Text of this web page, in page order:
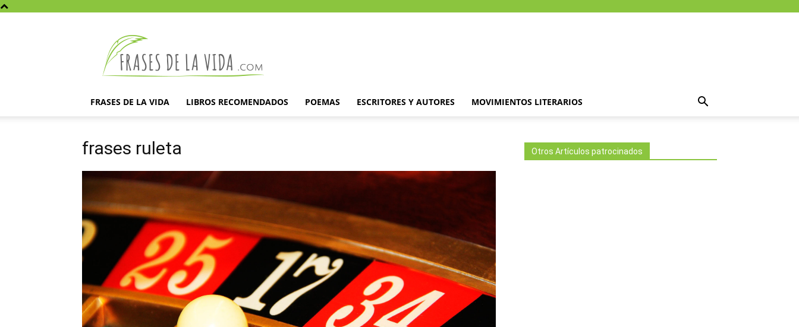
la
vida
FRASES DE LA VIDA LIBROS RECOMENDADOS POEMAS ESCRITORES Y AUTORES MOVIMIENTOS LITERARIOS
frases ruleta Otros Artículos patrocinados